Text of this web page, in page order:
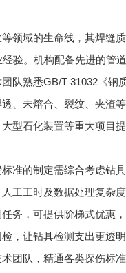
领域的生命线，其焊缝
验。机构配备先进的管
队熟悉GB/T 31032《
、未熔合、裂纹、夹渣
型石化装置等重大项目
准的制定需综合考虑钻
工工时及数据处理复杂
务，可提供阶梯式优惠
，让钻具检测支出更透明
团队，精通各类探伤标